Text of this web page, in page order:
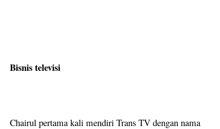
Bisnis televisi
Chairul pertama kali mendiri Trans TV dengan nama